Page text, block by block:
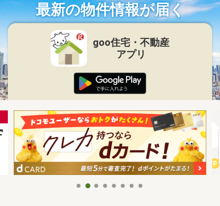
最新の物件情報が届く
goo住宅・不動産
アプリ